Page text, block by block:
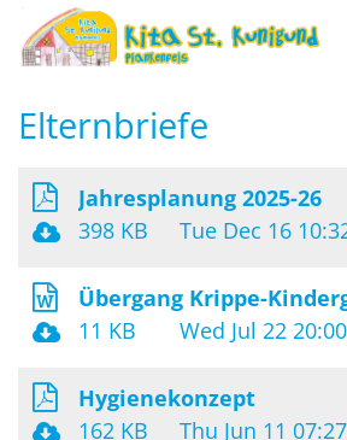
Zum Inhalt springen
Elternbriefe
Jahresplanung 2025-26
398 KB
Tue Dec 16
Übergang Krippe-
11 KB
Wed Jul 22
Hygienekonzept
162 KB
Thu Jun 11